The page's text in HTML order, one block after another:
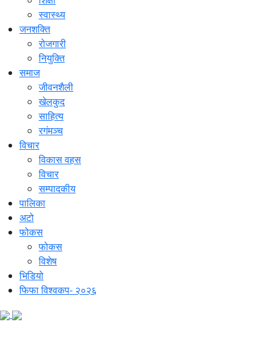
स्वास्थ्य
जनशक्ति
रोजगारी
नियुक्ति
समाज
जीवनशैली
खेलकुद
साहित्य
रगंमञ्च
विचार
विकास वहस
विचार
सम्पादकीय
पालिका
अटो
फोकस
फोकस
विशेष
भिडियो
फिफा विश्वकप- २०२६